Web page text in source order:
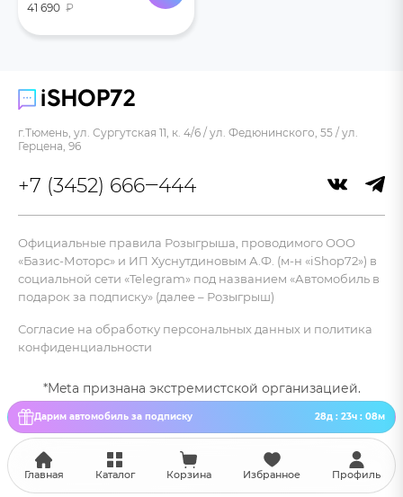
41 690 ₽
+7 (3452) 666‒444
г.Тюмень, ул. Сургутская 11, к. 4/6 / ул. Федюнинского, 55 / ул.
Герцена, 96
Согласие на обработку персональных данных и политика
конфиденциальности
Официальные правила Розыгрыша, проводимого ООО
«Базис-Моторс» и ИП Хуснутдиновым А.Ф. (м-н «iShop72») в
социальной сети «Telegram» под названием «Автомобиль в
подарок за подписку» (далее – Розыгрыш)
*Meta признана экстремистской организацией.
Дарим автомобиль за подписку 28д : 23ч : 08м
Главная Каталог Корзина Избранное Профиль
Мы используем cookie-файлы и другие аналогичные
технологии. Пользуясь данным сайтом,
Вы не возражаете против использования этих
технологий.
Ok